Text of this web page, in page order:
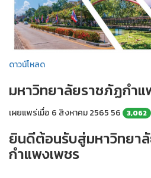
ดาวน์โหลด
มหาวิทยาลัยราชภัฏกำแ
เผยแพร่เมื่อ 6 สิงหาคม 2565 56 3,062
ยินดีต้อนรับสู่มหาวิทยา
กำแพงเพชร